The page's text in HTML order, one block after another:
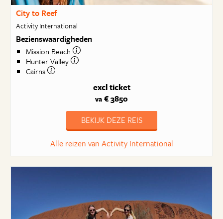
City to Reef
Activity International
Bezienswaardigheden
Mission Beach
Hunter Valley
Cairns
excl ticket
va € 3850
BEKIJK DEZE REIS
Alle reizen van Activity International